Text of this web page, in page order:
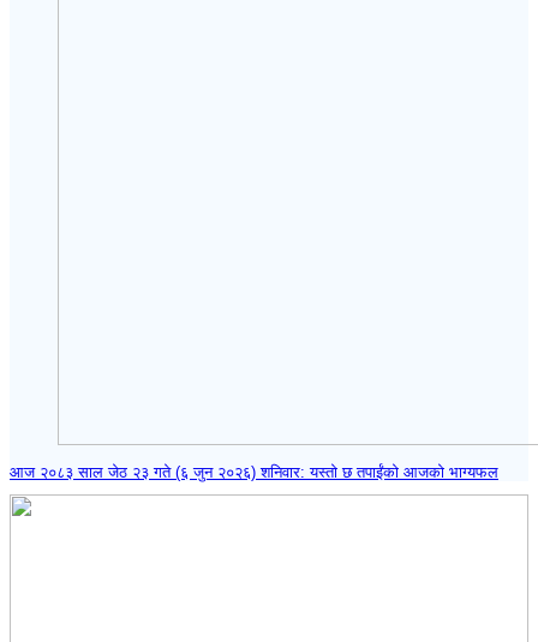
आज २०८३ साल जेठ २३ गते (६ जुन २०२६) शनिवार: यस्तो छ तपाईंको आजको भाग्यफल